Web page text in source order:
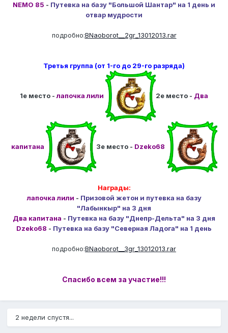
NEMO 85 - Путевка на базу "Большой Шантар" на 1 день и
отвар мудрости
подробно:BNaoborot__2gr_13012013.rar
Третья группа (от 1-го до 29-го разряда)
1е место -лапочка лили 2е место - Два
капитана 3е место - Dzeko68
Награды:
лапочка лили - Призовой жетон и путевка на базу
"Лабынкыр" на 3 дня
Два капитана - Путевка на базу "Днепр-Дельта" на 3 дня
Dzeko68 - Путевка на базу "Северная Ладога" на 1 день
подробно:BNaoborot__3gr_13012013.rar
Спасибо всем за участие!!!
2 недели спустя...